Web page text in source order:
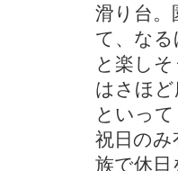
滑り台
て、な
と楽し
はさほ
といっ
祝日のみ
族で休